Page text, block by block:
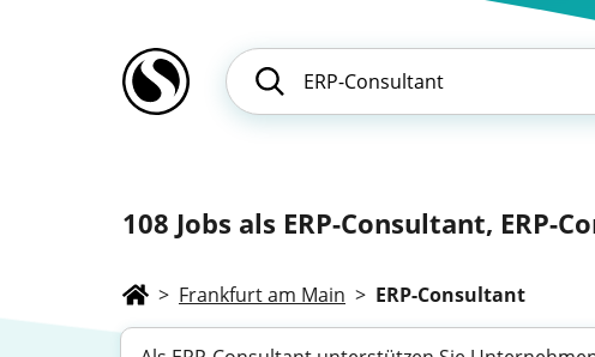
108 Jobs als ERP-Consultant, ERP-
> Frankfurt am Main > ERP-Consultant